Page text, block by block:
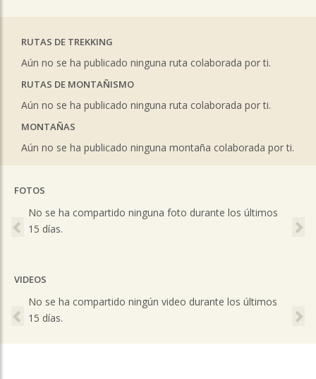
RUTAS DE TREKKING
Aún no se ha publicado ninguna ruta colaborada por ti.
RUTAS DE MONTAÑISMO
Aún no se ha publicado ninguna ruta colaborada por ti.
MONTAÑAS
Aún no se ha publicado ninguna montaña colaborada por ti.
FOTOS
No se ha compartido ninguna foto durante los últimos
15 días.
Previous
VIDEOS
No se ha compartido ningún video durante los últimos
15 días.
Previous